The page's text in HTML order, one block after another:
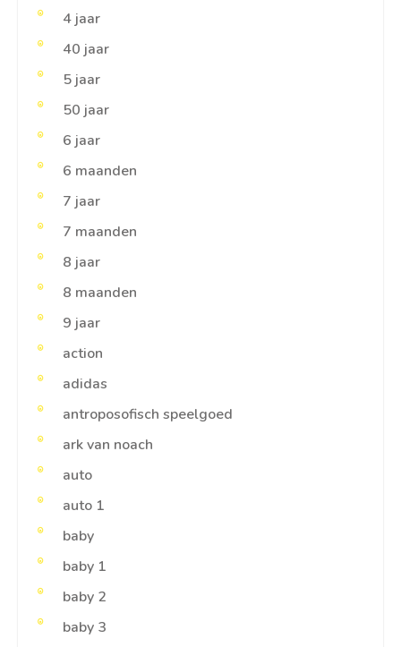
4 jaar
40 jaar
5 jaar
50 jaar
6 jaar
6 maanden
7 jaar
7 maanden
8 jaar
8 maanden
9 jaar
action
adidas
antroposofisch speelgoed
ark van noach
auto
auto 1
baby
baby 1
baby 2
baby 3